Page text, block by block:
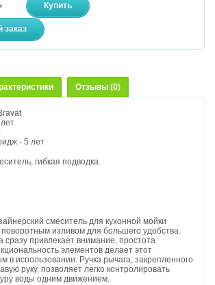
Отзывы (0)
- 5 лет
гибкая подводка.
смеситель для кухонной мойки
изливом для большего удобства.
привлекает внимание, простота
элементов делает этот
в использовании. Ручка рычага, закрепленного
руку, позволяет легко контролировать
воды одним движением.